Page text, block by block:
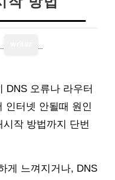
DNS 오류나 라우터
인터넷 안될때 원인
작 방법까지 단번
게 느껴지거나, DNS